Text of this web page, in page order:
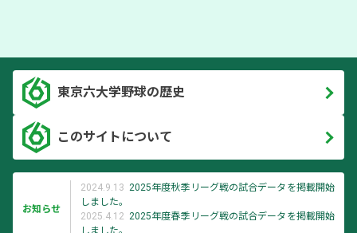
東京六大学野球の歴史
このサイトについて
お知らせ
2024.9.13 2025年度秋季リーグ戦の試合データを掲載開始
しました。
2025.4.12 2025年度春季リーグ戦の試合データを掲載開始